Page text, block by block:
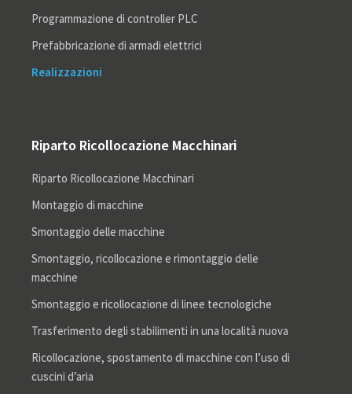
Programmazione di controller PLC
Prefabbricazione di armadi elettrici
Realizzazioni
Riparto Ricollocazione Macchinari
Riparto Ricollocazione Macchinari
Montaggio di macchine
Smontaggio delle macchine
Smontaggio, ricollocazione e rimontaggio delle
macchine
Smontaggio e ricollocazione di linee tecnologiche
Trasferimento degli stabilimenti in una località nuova
Ricollocazione, spostamento di macchine con l’uso di
cuscini d’aria